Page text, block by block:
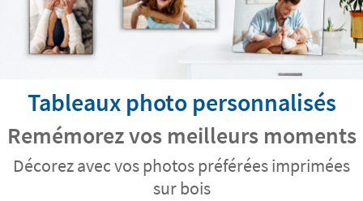
Tableaux photo personnalisés
Remémorez vos meilleurs moments
Décorez avec vos photos préférées imprimées
sur bois